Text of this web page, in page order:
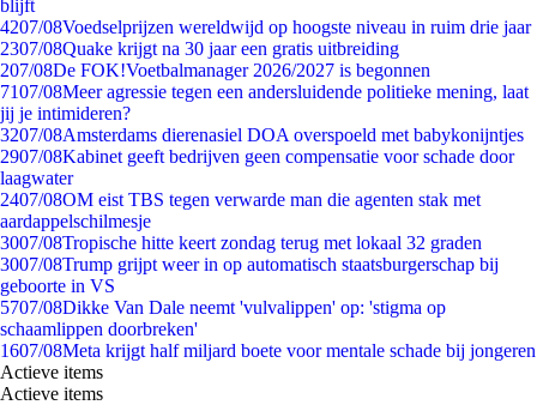
blijft
4207/08Voedselprijzen wereldwijd op hoogste niveau in ruim drie jaar
2307/08Quake krijgt na 30 jaar een gratis uitbreiding
207/08De FOK!Voetbalmanager 2026/2027 is begonnen
7107/08Meer agressie tegen een andersluidende politieke mening, laat
jij je intimideren?
3207/08Amsterdams dierenasiel DOA overspoeld met babykonijntjes
2907/08Kabinet geeft bedrijven geen compensatie voor schade door
laagwater
2407/08OM eist TBS tegen verwarde man die agenten stak met
aardappelschilmesje
3007/08Tropische hitte keert zondag terug met lokaal 32 graden
3007/08Trump grijpt weer in op automatisch staatsburgerschap bij
geboorte in VS
5707/08Dikke Van Dale neemt 'vulvalippen' op: 'stigma op
schaamlippen doorbreken'
1607/08Meta krijgt half miljard boete voor mentale schade bij jongeren
Actieve items
Actieve items